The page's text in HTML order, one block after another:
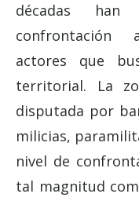
décadas han
confrontación
actores que
territorial. La
disputada por
milicias,
nivel de
tal magnitud